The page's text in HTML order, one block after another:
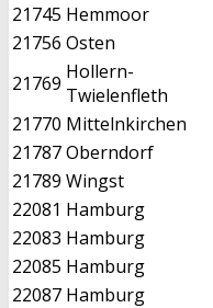
21745 Hemmoor
21756 Osten
21769 Hollern-
Twielenfleth
21770 Mittelnkirchen
21787Oberndorf
21789 Wingst
22081 Hamburg
22083 Hamburg
22085 Hamburg
22087 Hamburg